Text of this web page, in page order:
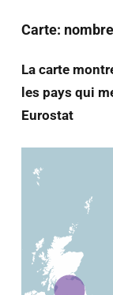
Carte:
La carte
les pays qui
Eurostat